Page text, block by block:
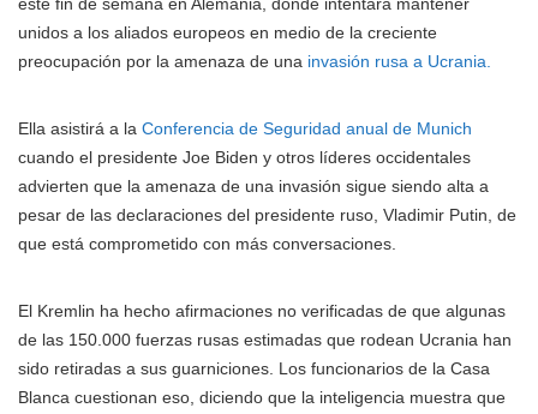
unidos a los aliados europeos en medio de la creciente
preocupación por la amenaza de una invasión rusa a Ucrania.
Ella asistirá a la Conferencia de Seguridad anual de Munich
cuando el presidente Joe Biden y otros líderes occidentales
advierten que la amenaza de una invasión sigue siendo alta a
pesar de las declaraciones del presidente ruso, Vladimir Putin, de
que está comprometido con más conversaciones.
El Kremlin ha hecho afirmaciones no verificadas de que algunas
de las 150.000 fuerzas rusas estimadas que rodean Ucrania han
sido retiradas a sus guarniciones. Los funcionarios de la Casa
Blanca cuestionan eso, diciendo que la inteligencia muestra que